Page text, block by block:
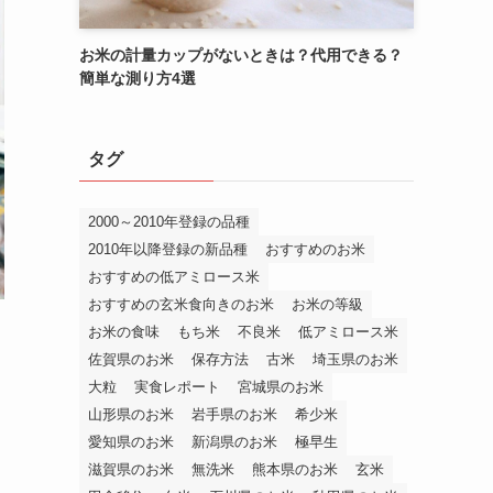
お米の計量カップがないときは？代用できる？
簡単な測り方4選
タグ
2000～2010年登録の品種
2010年以降登録の新品種
おすすめのお米
おすすめの低アミロース米
おすすめの玄米食向きのお米
お米の等級
お米の食味
もち米 不良米
低アミロース米
佐賀県のお米
保存方法 古米
埼玉県のお米
大粒
実食レポート
宮城県のお米
山形県のお米
岩手県のお米
希少米
愛知県のお米
新潟県のお米
極早生
滋賀県のお米
無洗米 熊本県のお米
玄米